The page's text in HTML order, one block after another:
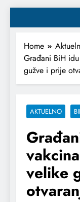
Home
Građani BiH
gužve i prije
AKTUELNO
velike